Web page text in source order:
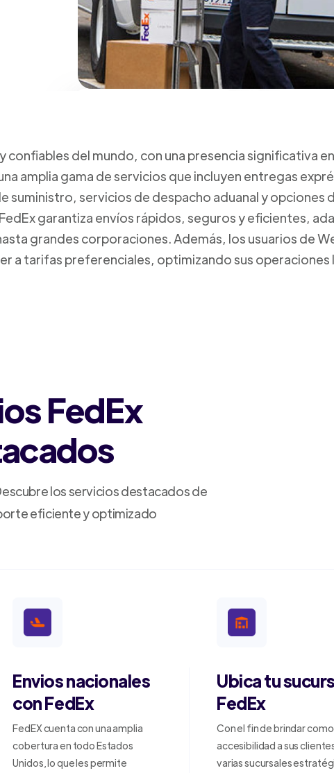
del mundo, con una presencia significativa
amplia gama de servicios que incluyen entregas
servicios de despacho aduanal y opciones
garantiza envíos rápidos, seguros y eficientes,
grandes corporaciones. Además, los usuarios de
a tarifas preferenciales, optimizando sus
FedEx
los servicios destacados de
eficiente y optimizado
Envios nacionales
con FedEx
FedEX cuenta con una amplia
cobertura en todo Estados
Unidos, lo que les permite
Ubica tu
FedEx
Con el fin de brindar
accesibilidad a sus
varias sucursales